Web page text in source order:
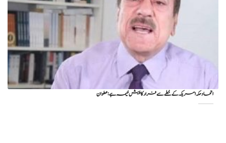
اتحاد مکہ امریکہ کے خطے سے فرار کا پیش خیمہ ہے: عطوان